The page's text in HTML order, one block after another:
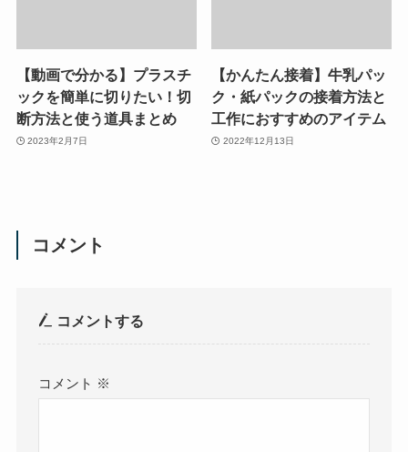
【動画で分かる】プラスチ
ックを簡単に切りたい！切
断方法と使う道具まとめ
2023年2月7日
【かんたん接着】牛乳パッ
ク・紙パックの接着方法と
工作におすすめのアイテム
2022年12月13日
コメント
コメントする
コメント ※